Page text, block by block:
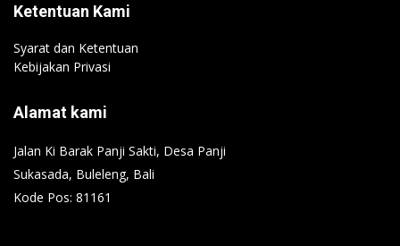
Ketentuan Kami
Syarat dan Ketentuan
Kebijakan Privasi
Alamat kami
Jalan Ki Barak Panji Sakti, Desa Panji
Sukasada, Buleleng, Bali
Kode Pos: 81161